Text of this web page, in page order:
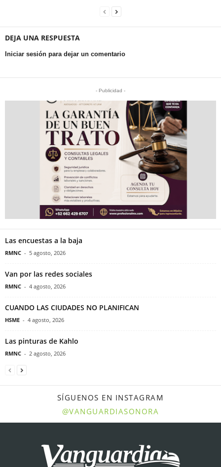
DEJA UNA RESPUESTA
Iniciar sesión para dejar un comentario
- Publicidad -
Las encuestas a la baja
RMNC - 5 agosto, 2026
Van por las redes sociales
RMNC - 4 agosto, 2026
CUANDO LAS CIUDADES NO PLANIFICAN
HSME - 4 agosto, 2026
Las pinturas de Kahlo
RMNC - 2 agosto, 2026
SÍGUENOS EN INSTAGRAM
@VANGUARDIASONORA